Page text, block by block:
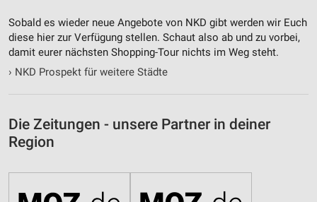
Sobald es wieder neue Angebote von NKD gibt werden wir Euch
diese hier zur Verfügung stellen. Schaut also ab und zu vorbei,
damit eurer nächsten Shopping-Tour nichts im Weg steht.
› NKD Prospekt für weitere Städte
Die Zeitungen - unsere Partner in deiner
Region